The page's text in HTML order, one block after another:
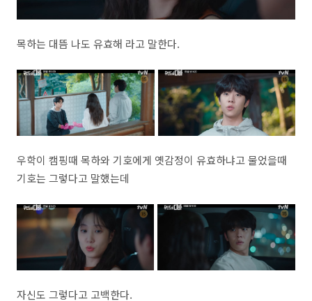
목하는 대뜸 나도 유효해 라고 말한다.
우학이 캠핑때 목하와 기호에게 옛감정이 유효하냐고 물었을때
기호는 그렇다고 말했는데
자신도 그렇다고 고백한다.